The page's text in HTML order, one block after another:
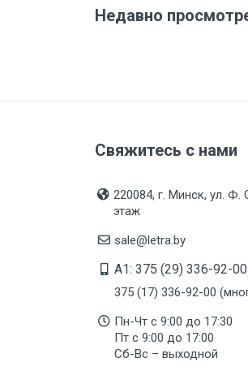
Недавно
Свяжитесь с нами
220084, г. Минск, ул. Ф.
этаж
sale@letra.by
A1: 375 (29) 336-92-00
375 (17) 336-92-00
Пн-Чт с 9:00 до 17:30
Пт с 9:00 до 17:00
Сб-Вс – выходной